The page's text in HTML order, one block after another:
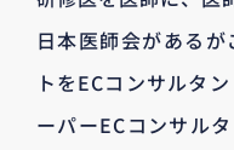
日本医師会がある
トをECコンサルタ
ーパーECコンサル